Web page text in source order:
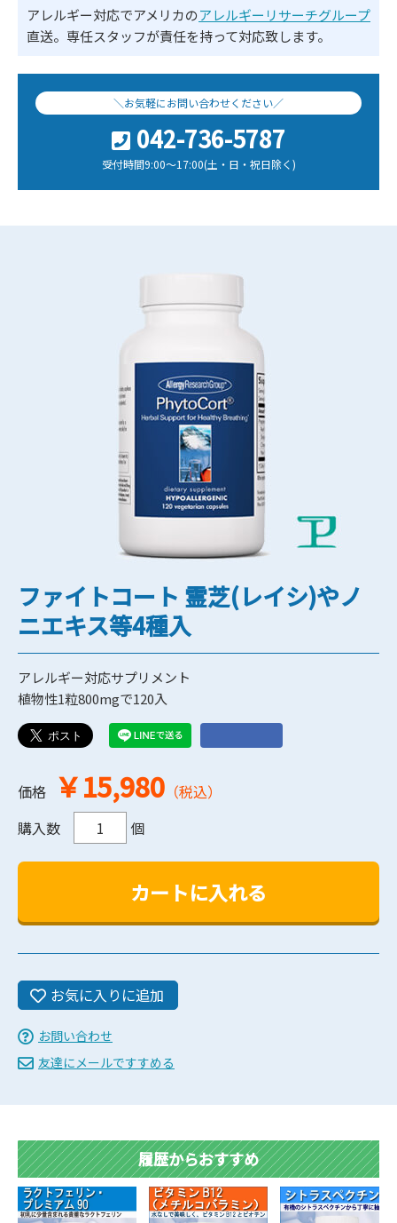
アレルギー対応でアメリカのアレルギーリサーチグループ
直送。専任スタッフが責任を持って対応致します。
＼お気軽にお問い合わせください／
042-736-5787
受付時間9:00～17:00(土・日・祝日除く)
ファイトコート 霊芝(レイシ)やノ
ニエキス等4種入
アレルギー対応サプリメント
植物性1粒800mgで120入
価格 ￥15,980 （税込）
購入数
個
お気に入りに追加
お問い合わせ
友達にメールですすめる
履歴からおすすめ